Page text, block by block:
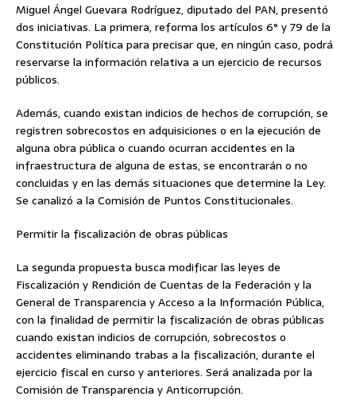
Miguel Ángel Guevara Rodríguez, diputado del PAN, presentó
dos iniciativas. La primera, reforma los artículos 6° y 79 de la
Constitución Política para precisar que, en ningún caso, podrá
reservarse la información relativa a un ejercicio de recursos
públicos.
Además, cuando existan indicios de hechos de corrupción, se
registren sobrecostos en adquisiciones o en la ejecución de
alguna obra pública o cuando ocurran accidentes en la
infraestructura de alguna de estas, se encontrarán o no
concluidas y en las demás situaciones que determine la Ley.
Se canalizó a la Comisión de Puntos Constitucionales.
Permitir la fiscalización de obras públicas
La segunda propuesta busca modificar las leyes de
Fiscalización y Rendición de Cuentas de la Federación y la
General de Transparencia y Acceso a la Información Pública,
con la finalidad de permitir la fiscalización de obras públicas
cuando existan indicios de corrupción, sobrecostos o
accidentes eliminando trabas a la fiscalización, durante el
ejercicio fiscal en curso y anteriores. Será analizada por la
Comisión de Transparencia y Anticorrupción.